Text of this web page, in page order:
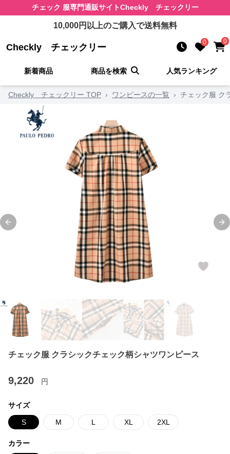
チェック 服専門通販サイトCheckly チェックリー
10,000円以上のご購入で送料無料
Checkly チェックリー 0 0
新着商品 商品を検索 人気ランキング
Checkly チェックリー TOP › ワンピースの一覧 › チェック服 ク
Previous slide
チェック服 クラシックチェック柄シャツワンピース
9,220 円
サイズ
S M L XL 2XL
カラー